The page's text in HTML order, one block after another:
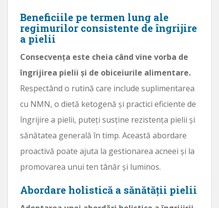
Beneficiile pe termen lung ale
regimurilor consistente de îngrijire
a pielii
Consecvența este cheia când vine vorba de
îngrijirea pielii și de obiceiurile alimentare.
Respectând o rutină care include suplimentarea
cu NMN, o dietă ketogenă și practici eficiente de
îngrijire a pielii, puteți susține rezistența pielii și
sănătatea generală în timp. Această abordare
proactivă poate ajuta la gestionarea acneei și la
promovarea unui ten tânăr și luminos.
Abordare holistică a sănătății pielii